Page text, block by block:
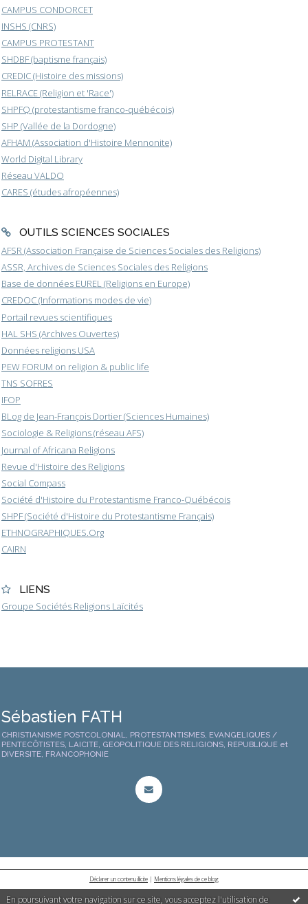
En poursuivant votre navigation sur ce site, vous acceptez l'utilisation de
CAMPUS CONDORCET
INSHS (CNRS)
CAMPUS PROTESTANT
SHDBF (baptisme français)
CREDIC (Histoire des missions)
RELRACE (Religion et 'Race')
SHPFQ (protestantisme franco-québécois)
SHP (Vallée de la Dordogne)
AFHAM (Association d'Histoire Mennonite)
World Digital Library
Réseau VALDO
CARES (études afropéennes)
OUTILS SCIENCES SOCIALES
AFSR (Association Française de Sciences Sociales des Religions)
ASSR, Archives de Sciences Sociales des Religions
Base de données EUREL (Religions en Europe)
CREDOC (Informations modes de vie)
Portail revues scientifiques
HAL SHS (Archives Ouvertes)
Données religions USA
PEW FORUM on religion & public life
TNS SOFRES
IFOP
BLog de Jean-François Dortier (Sciences Humaines)
Sociologie & Religions (réseau AFS)
Journal of Africana Religions
Revue d'Histoire des Religions
Social Compass
Société d'Histoire du Protestantisme Franco-Québécois
SHPF (Société d'Histoire du Protestantisme Français)
ETHNOGRAPHIQUES.Org
CAIRN
LIENS
Groupe Sociétés Religions Laïcités
Sébastien FATH
CHRISTIANISME POSTCOLONIAL, PROTESTANTISMES, EVANGELIQUES /
PENTECÔTISTES, LAICITE, GEOPOLITIQUE DES RELIGIONS, REPUBLIQUE et
DIVERSITE, FRANCOPHONIE
Déclarer un contenu illicite | Mentions légales de ce blog